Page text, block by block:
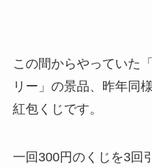
この間からやっていた
リー」の景品、昨年同
紅包くじです。
一回300円のくじを3回